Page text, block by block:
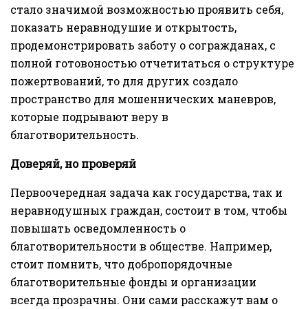
стало значимой возможностью проявить себя,
показать неравнодушие и открытость,
продемонстрировать заботу о согражданах, с
полной готовоностью отчетитаться о структуре
пожертвований, то для других создало
пространство для мошеннических маневров,
которые подрывают веру в
благотворительность.
Доверяй, но проверяй
Первоочередная задача как государства, так и
неравнодушных граждан, состоит в том, чтобы
повышать осведомленность о
благотворительности в обществе. Например,
стоит помнить, что добропорядочные
благотворительные фонды и организации
всегда прозрачны. Они сами расскажут вам о